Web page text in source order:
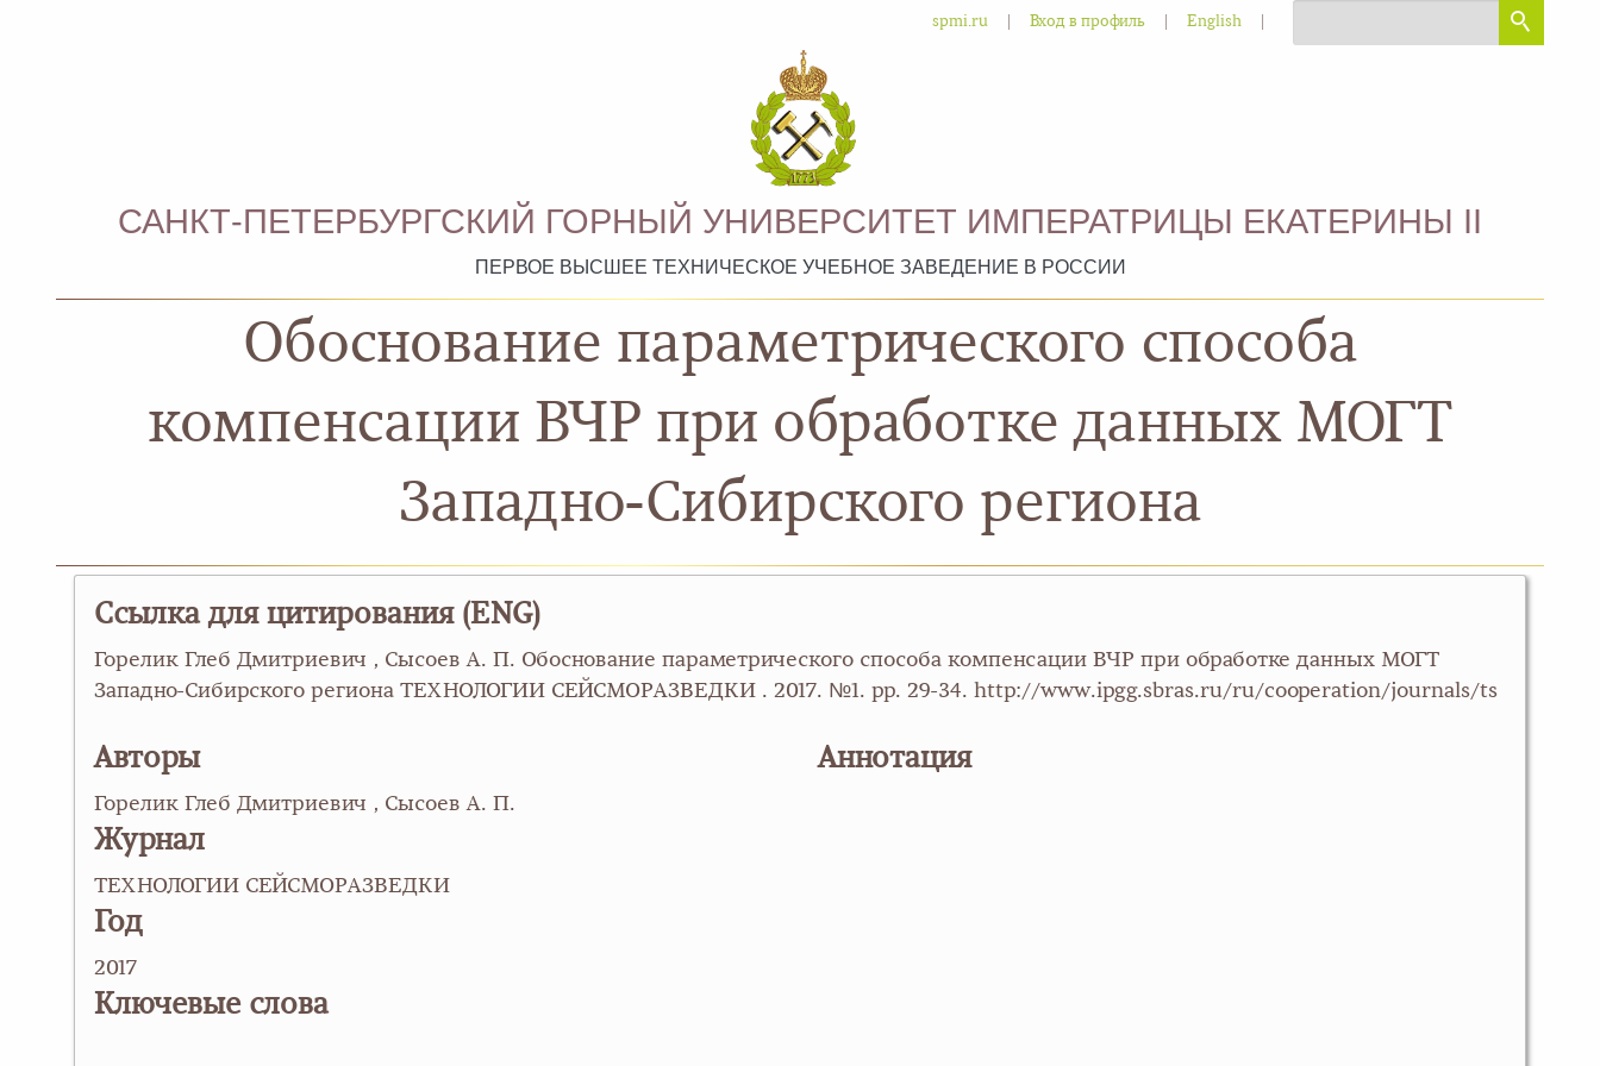
spmi.ru Вход в профиль English
САНКТ-ПЕТЕРБУРГСКИЙ ГОРНЫЙ УНИВЕРСИТЕТ ИМПЕРАТРИЦЫ ЕКАТЕРИНЫ II
ПЕРВОЕ ВЫСШЕЕ ТЕХНИЧЕСКОЕ УЧЕБНОЕ ЗАВЕДЕНИЕ В РОССИИ
Обоснование параметрического способа
компенсации ВЧР при обработке данных МОГТ
Западно-Сибирского региона
Ссылка для цитирования (ENG)
Горелик Глеб Дмитриевич , Сысоев А. П. Обоснование параметрического способа компенсации ВЧР при обработке данных МОГТ
Западно-Сибирского региона ТЕХНОЛОГИИ СЕЙСМОРАЗВЕДКИ . 2017. №1. pp. 29-34. http://www.ipgg.sbras.ru/ru/cooperation/journals/ts
Авторы
Горелик Глеб Дмитриевич , Сысоев А. П.
Журнал
ТЕХНОЛОГИИ СЕЙСМОРАЗВЕДКИ
Год
2017
Ключевые слова
Аннотация